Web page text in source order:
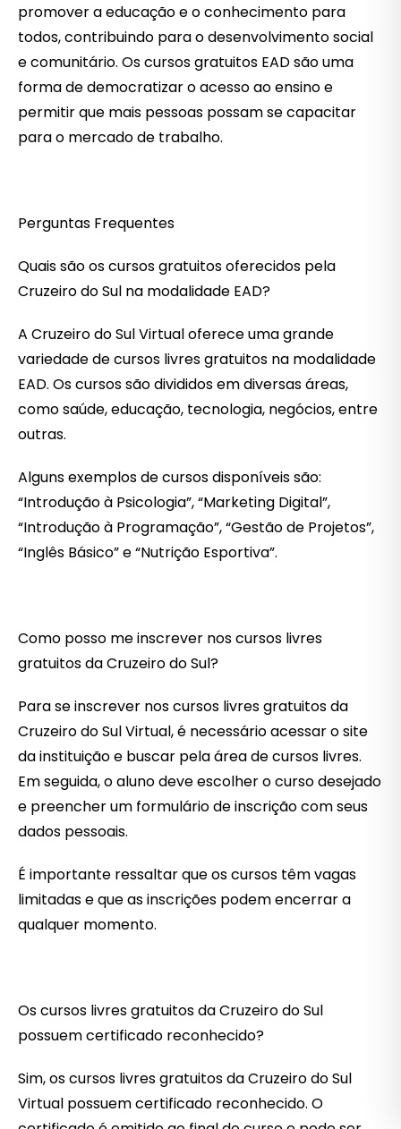
promover a educação e o conhecimento para
todos, contribuindo para o desenvolvimento social
e comunitário. Os cursos gratuitos EAD são uma
forma de democratizar o acesso ao ensino e
permitir que mais pessoas possam se capacitar
para o mercado de trabalho.
Perguntas Frequentes
Quais são os cursos gratuitos oferecidos pela
Cruzeiro do Sul na modalidade EAD?
A Cruzeiro do Sul Virtual oferece uma grande
variedade de cursos livres gratuitos na modalidade
EAD. Os cursos são divididos em diversas áreas,
como saúde, educação, tecnologia, negócios, entre
outras.
Alguns exemplos de cursos disponíveis são:
“Introdução à Psicologia”, “Marketing Digital”,
“Introdução à Programação”, “Gestão de Projetos”,
“Inglês Básico” e “Nutrição Esportiva”.
Como posso me inscrever nos cursos livres
gratuitos da Cruzeiro do Sul?
Para se inscrever nos cursos livres gratuitos da
Cruzeiro do Sul Virtual, é necessário acessar o site
da instituição e buscar pela área de cursos livres.
Em seguida, o aluno deve escolher o curso desejado
e preencher um formulário de inscrição com seus
dados pessoais.
É importante ressaltar que os cursos têm vagas
limitadas e que as inscrições podem encerrar a
qualquer momento.
Os cursos livres gratuitos da Cruzeiro do Sul
possuem certificado reconhecido?
Sim, os cursos livres gratuitos da Cruzeiro do Sul
Virtual possuem certificado reconhecido. O